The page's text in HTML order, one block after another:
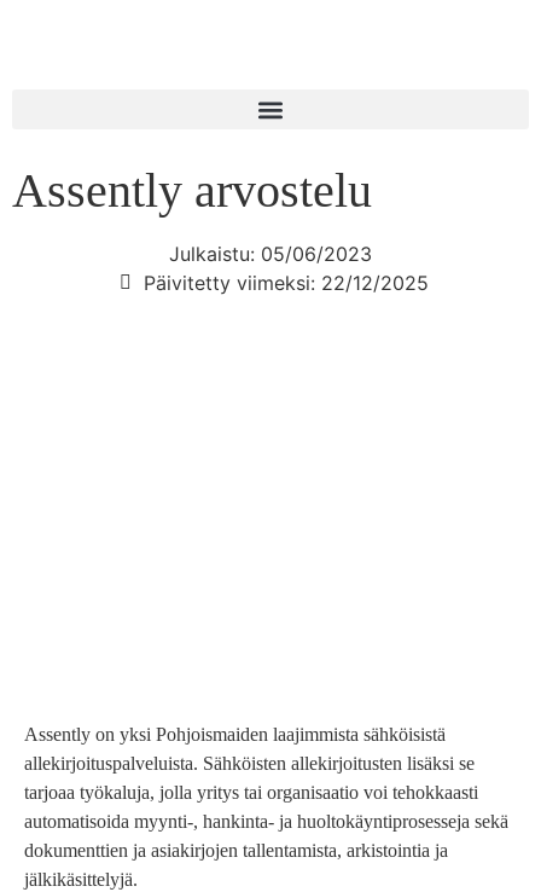
Assently arvostelu
Julkaistu: 05/06/2023
Päivitetty viimeksi: 22/12/2025
Assently on yksi Pohjoismaiden laajimmista sähköisistä
allekirjoituspalveluista. Sähköisten allekirjoitusten lisäksi se
tarjoaa työkaluja, jolla yritys tai organisaatio voi tehokkaasti
automatisoida myynti-, hankinta- ja huoltokäyntiprosesseja sekä
dokumenttien ja asiakirjojen tallentamista, arkistointia ja
jälkikäsittelyjä.